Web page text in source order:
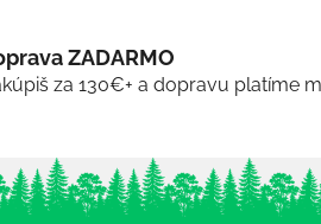
ZADARMO
za 130€+ a dopravu platíme